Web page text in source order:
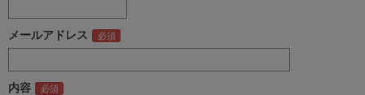
メールアドレス
内容